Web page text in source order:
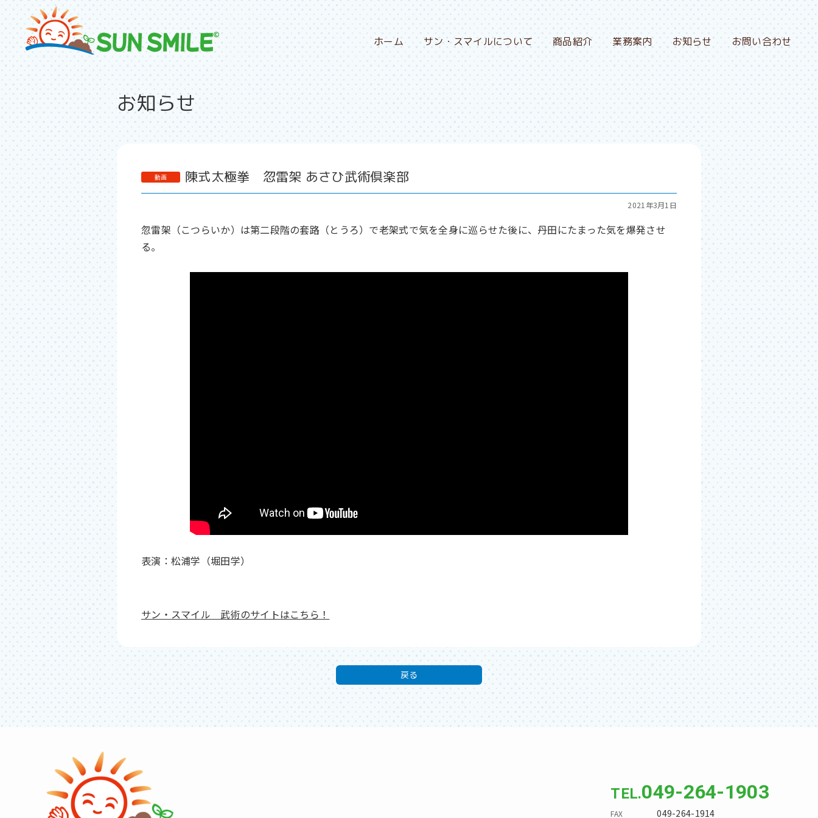
ホーム サン・スマイルについて 商品紹介 業務案内 お知らせ お問い合わせ
お知らせ
陳式太極拳 忽雷架 あさひ武術倶楽部
2021年3月1日
忽雷架（こつらいか）は第二段階の套路（とうろ）で老架式で気を全身に巡らせた後に、丹田にたまった気を爆発させ
る。
表演：松浦学（堀田学）
サン・スマイル 武術のサイトはこちら！
戻る
049-264-1903
049-264-1914